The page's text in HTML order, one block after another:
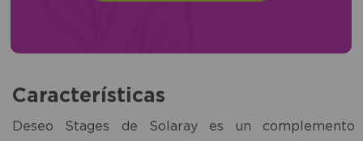
Características
Deseo Stages de Solaray es un complemento